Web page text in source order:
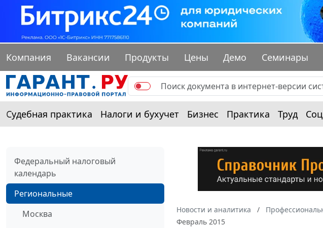
Компания Вакансии Продукты Цены Демо Семинары
Судебная практика Налоги и бухучет Бизнес Практика Труд
Федеральный налоговый
календарь
Региональные
Москва
Новости и аналитика
Февраль 2015